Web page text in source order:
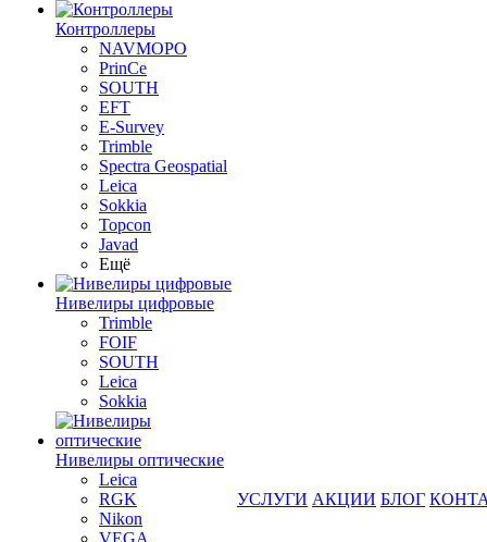
Контроллеры
NAVMOPO
PrinCe
SOUTH
EFT
E-Survey
Trimble
Spectra Geospatial
Leica
Sokkia
Topcon
Javad
Ещё
Нивелиры цифровые
Trimble
FOIF
SOUTH
Leica
Sokkia
Нивелиры оптические
Leica
RGK
Nikon
VEGA
УСЛУГИ АКЦИИ БЛОГ